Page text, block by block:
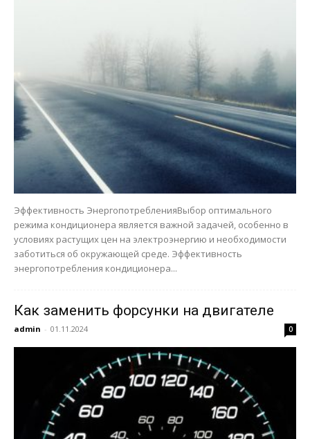
Эффективность ЭнергопотребленияВыбор оптимального
режима кондиционера является важной задачей, особенно в
условиях растущих цен на электроэнергию и необходимости
заботиться об окружающей среде. Эффективность
энергопотребления кондиционера...
Как заменить форсунки на двигателе
admin - 01.11.2024 0